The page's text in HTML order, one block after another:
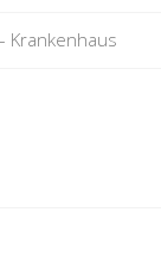
Krankenhaus